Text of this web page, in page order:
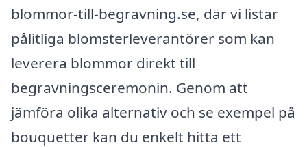
blommor-till-begravning.se, där vi listar
pålitliga blomsterleverantörer som kan
leverera blommor direkt till
begravningsceremonin. Genom att
jämföra olika alternativ och se exempel på
bouquetter kan du enkelt hitta ett